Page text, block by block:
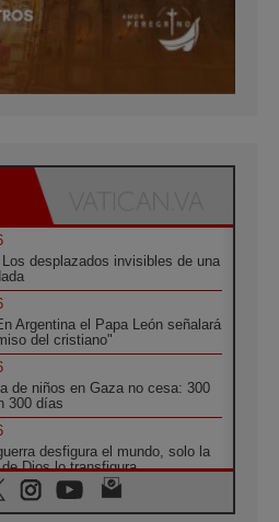
Los desplazados invisibles de una
Argentina el Papa León señalará
del cristiano"
de niños en Gaza no cesa: 300
300 días
desfigura el mundo, solo la
Dios lo transfigura
la Trienal de Arte de las